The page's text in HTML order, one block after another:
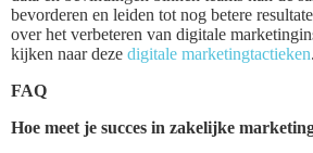
bevorderen en leiden tot nog betere
over het verbeteren van digitale
kijken naar deze digitale marketingtactieken.
FAQ
Hoe meet je succes in zakelijke